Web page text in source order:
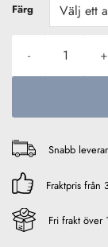
Färg
Snabb
Fraktpris från
Fri frakt över